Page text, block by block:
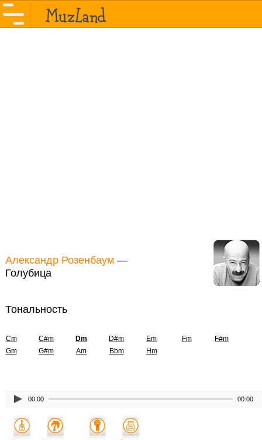
Александр Розенбаум —
Голубица
Тональность
Cm C#m Dm D#m Em Fm
F#m
Gm
G#m Am Bbm Hm
00:00 00:00